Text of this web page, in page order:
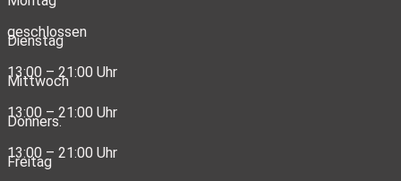
geschlossen
Dienstag
13:00 – 21:00 Uhr
Mittwoch
13:00 – 21:00 Uhr
Donners.
13:00 – 21:00 Uhr
Freitag